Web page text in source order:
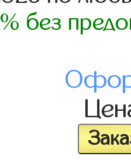
без